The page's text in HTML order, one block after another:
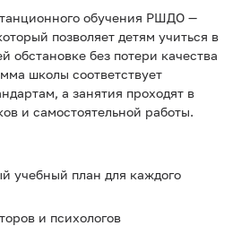
обучения РШДО —
позволяет детям учиться в
обстановке без потери качества
школы соответствует
а занятия проходят в
и самостоятельной работы.
учебный план для каждого
и психологов